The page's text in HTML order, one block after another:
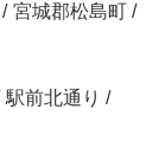
/ 宮城郡松島町
/
駅前北通り /